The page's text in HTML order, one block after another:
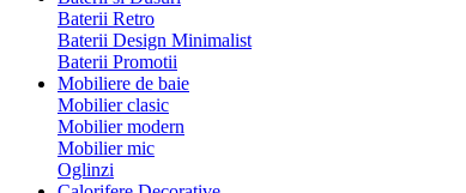
Baterii Retro
Baterii Design Minimalist
Baterii Promotii
Mobiliere de baie
Mobilier clasic
Mobilier modern
Mobilier mic
Oglinzi